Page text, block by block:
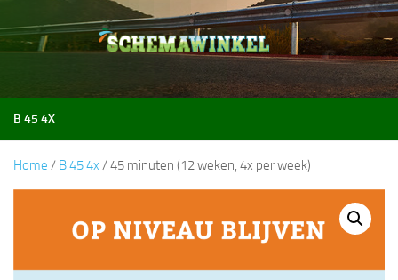
Doorgaan naar inhoud
B 45 4X
Home / B 45 4x / 45 minuten (12 weken, 4x per week)